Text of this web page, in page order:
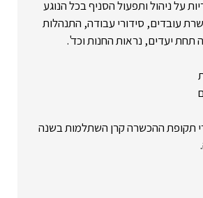
על ניהול ותפעול הסניף בכל הנוגע
עובדים, סידורי עבודה, התנהלות
תחת יעדים, נראות החנות וכד'.
תקופת ההכשרה קרן השתלמות בשנה